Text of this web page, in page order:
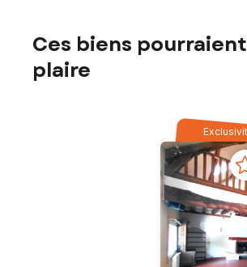
Ces biens
plaire